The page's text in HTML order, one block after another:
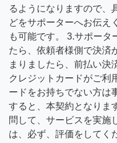
るようになりますので、
どをサポーターへお伝え
も可能です。 3.サポータ
たら、依頼者様側で決済
まりましたら、前払い決
クレジットカードがご利
ードをお持ちでない方は
すると、本契約となりま
問して、サービスを実施
は、必ず、評価をしてく